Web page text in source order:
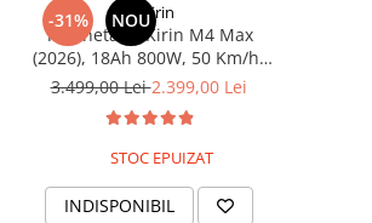
-31% NOU
KuKirin
Trotineta KuKirin M4 Max
(2026), 18Ah 800W, 50 Km/h,
Chei 10inch Off-Road
3.499,00 Lei2.399,00 Lei
STOC EPUIZAT
INDISPONIBIL